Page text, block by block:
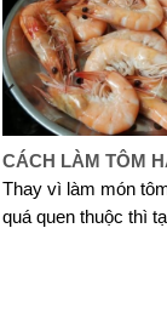
CÁCH LÀM TÔM
Thay vì làm món
quá quen thuộc thì